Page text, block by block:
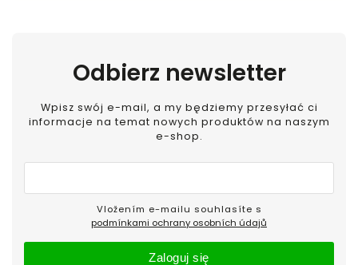
Odbierz newsletter
Wpisz swój e-mail, a my będziemy przesyłać ci
informacje na temat nowych produktów na naszym
e-shop.
podmínkami ochrany osobních údajů
Zaloguj się